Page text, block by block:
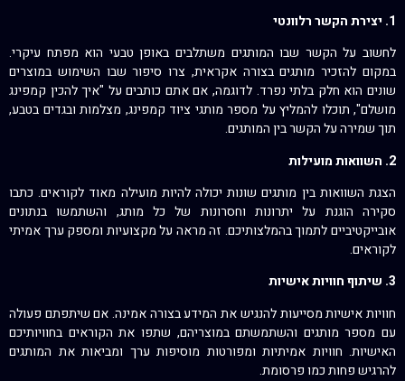
1. יצירת הקשר רלוונטי
לחשוב על הקשר שבו המותגים משתלבים באופן טבעי הוא מפתח עיקרי.
במקום להזכיר מותגים בצורה אקראית, צרו סיפור שבו השימוש במוצרים
שונים הוא חלק בלתי נפרד. לדוגמה, אם אתם כותבים על "איך להכין קמפינג
מושלם", תוכלו להמליץ על מספר מותגי ציוד קמפינג, מצלמות ובגדים בטבע,
תוך שמירה על הקשר בין המותגים.
2. השוואות מועילות
הצגת השוואות בין מותגים שונות יכולה להיות מועילה מאוד לקוראים. כתבו
סקירה הוגנת על יתרונות וחסרונות של כל מותג, והשתמשו בנתונים
אובייקטיביים לתמוך בהמלצותיכם. זה מראה על מקצועיות ומספק ערך אמיתי
לקוראים.
3. שיתוף חוויות אישיות
חוויות אישיות מסייעות להנגיש את המידע בצורה אמינה. אם שיתפתם פעולה
עם מספר מותגים והשתמשתם במוצריהם, שתפו את הקוראים בחוויותיכם
האישיות. חוויות אמיתיות ומפורטות מוסיפות ערך ומביאות את המותגים
להרגיש פחות כמו פרסומת.